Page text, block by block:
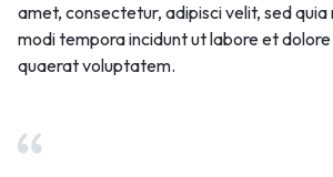
amet, consectetur, adipisci velit, sed quia
modi tempora incidunt ut labore et
quaerat voluptatem.